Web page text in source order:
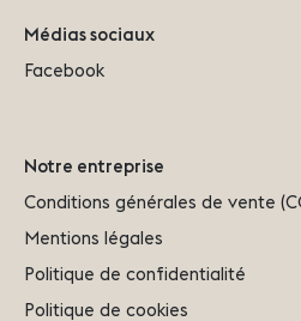
Médias sociaux
Facebook
Notre entreprise
Conditions générales de vente
Mentions légales
Politique de confidentialité
Politique de cookies